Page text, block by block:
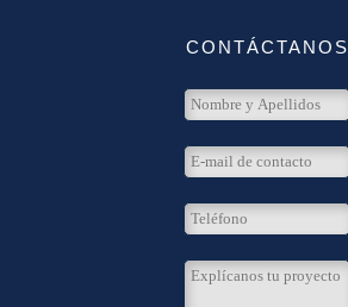
CONTÁCTANOS